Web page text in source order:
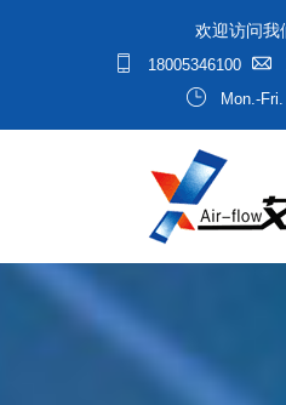
欢迎访问我
18005346100
Mon.-